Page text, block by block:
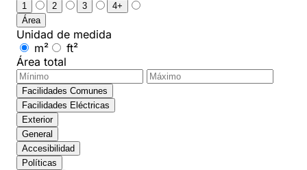
1
2 3
4+
Área
Unidad de medida
m²
ft²
Área total
Facilidades Comunes
Facilidades Eléctricas
Exterior
General
Accesibilidad
Políticas